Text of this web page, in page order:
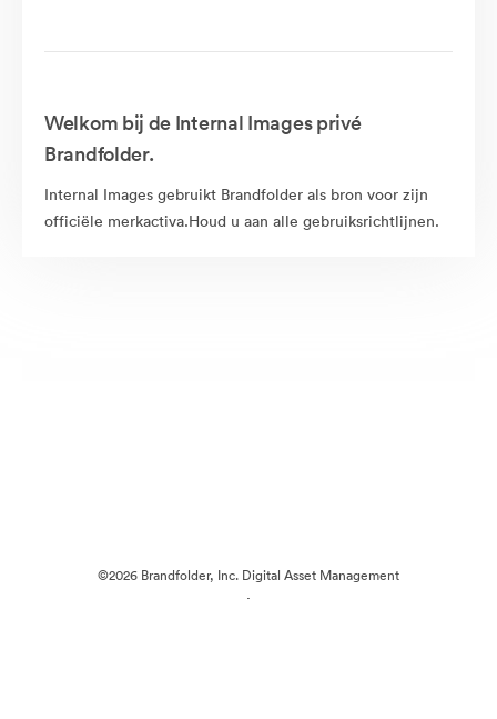
Welkom bij de Internal Images privé
Brandfolder.
Internal Images gebruikt Brandfolder als bron voor zijn
officiële merkactiva.Houd u aan alle gebruiksrichtlijnen.
©2026 Brandfolder, Inc. Digital Asset Management
·